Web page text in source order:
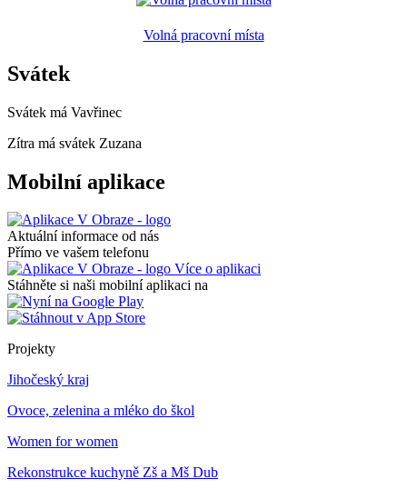
Volná pracovní místa
Svátek
Svátek má Vavřinec
Zítra má svátek Zuzana
Mobilní aplikace
Aktuální informace od nás
Přímo ve vašem telefonu
Více o aplikaci
Stáhněte si naši mobilní aplikaci na
Projekty
Jihočeský kraj
Ovoce, zelenina a mléko do škol
Women for women
Rekonstrukce kuchyně Zš a Mš Dub